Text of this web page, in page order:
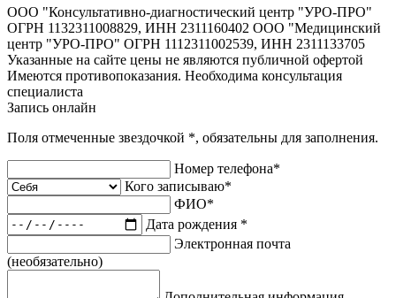
ООО "Консультативно-диагностический центр "УРО-ПРО"
ОГРН 1132311008829, ИНН 2311160402 ООО "Медицинский
центр "УРО-ПРО" ОГРН 1112311002539, ИНН 2311133705
Указанные на сайте цены не являются публичной офертой
Имеются противопоказания. Необходима консультация
специалиста
Запись онлайн
Поля отмеченные звездочкой *, обязательны для заполнения.
Номер телефона*
Кого записываю*
ФИО*
Дата рождения *
Электронная почта
(необязательно)